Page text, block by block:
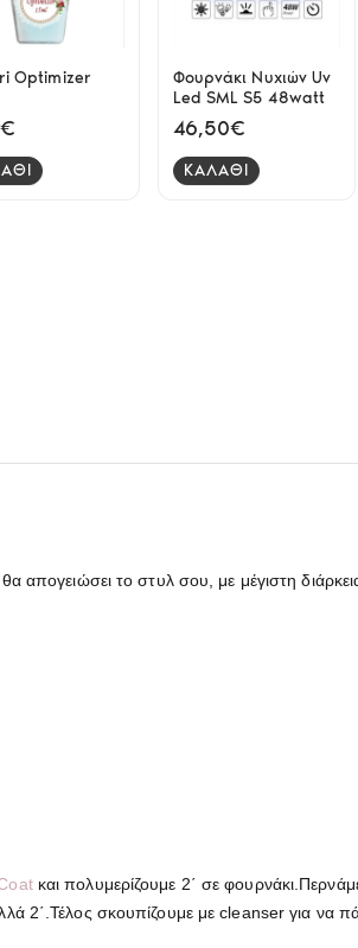
Optimizer
Φουρνάκι Νυχιών Uv
Led SML S5 48watt
46,50€
ΚΑΛΑΘΙ
απογειώσει το στυλ σου, με μέγιστη
και πολυμερίζουμε 2΄ σε
2΄.Τέλος σκουπίζουμε με cleanser για να